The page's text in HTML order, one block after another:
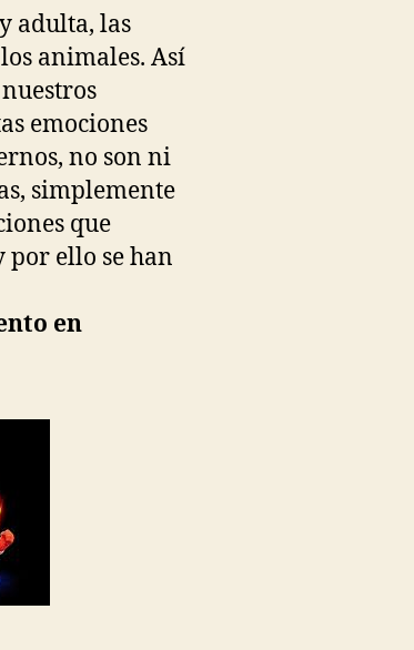
adulta, las
animales. Así
emociones
no son ni
simplemente
que
por ello se han
en